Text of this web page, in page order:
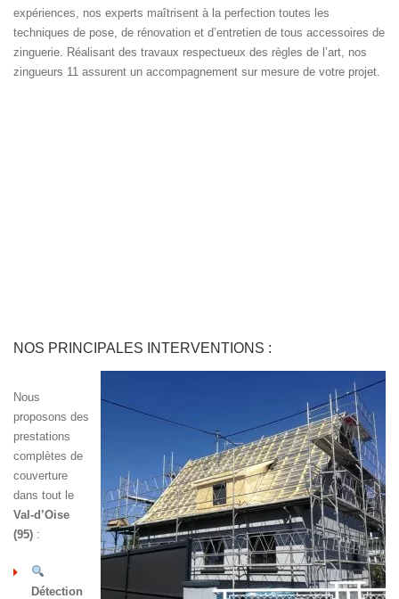
expériences, nos experts maîtrisent à la perfection toutes les
techniques de pose, de rénovation et d’entretien de tous accessoires de
zinguerie. Réalisant des travaux respectueux des règles de l’art, nos
zingueurs 11 assurent un accompagnement sur mesure de votre projet.
NOS PRINCIPALES INTERVENTIONS :
Nous
proposons des
prestations
complètes de
couverture
dans tout le
Val-d’Oise
(95) :
Détection